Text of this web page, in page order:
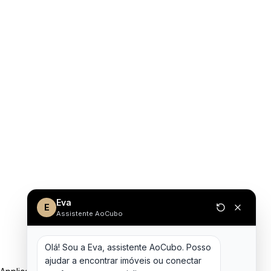
E Eva
Assistente AoCubo
Olá! Sou a Eva, assistente AoCubo. Posso
ajudar a encontrar imóveis ou conectar